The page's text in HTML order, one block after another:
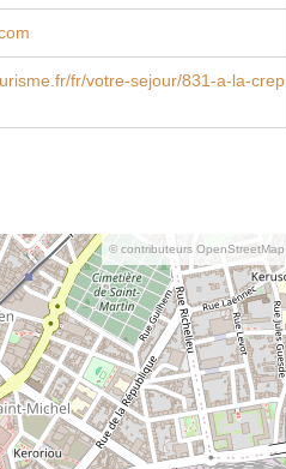
fr/votre-sejour/831-a-la-crep
© contributeurs OpenStreetMap